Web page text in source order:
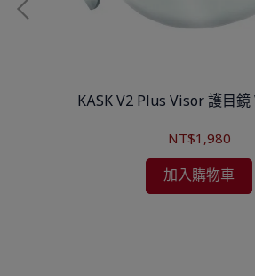
KASK V2 Plus Visor 護目
NT$1,980
加入購物車